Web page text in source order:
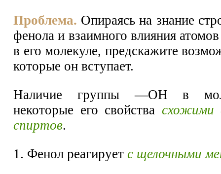
Проблема. Опираясь на знание
фенола и взаимного влияния
в его молекуле, предскажите
которые он вступает.
Наличие группы —ОН в
некоторые его свойства схожими
спиртов.
1. Фенол реагирует с щелочными